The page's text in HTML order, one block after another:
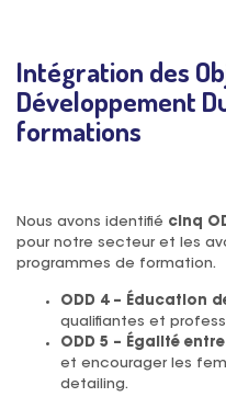
Intégration des
Développement
formations
Nous avons identifié cinq
pour notre secteur et les
programmes de formation.
ODD 4 – Éducation
qualifiantes et
ODD 5 – Égalité
et encourager les
detailing.